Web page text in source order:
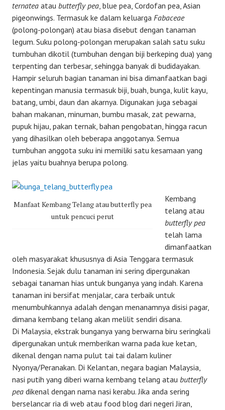
ternatea atau butterfly pea, blue pea, Cordofan pea, Asian
pigeonwings. Termasuk ke dalam keluarga Fabaceae
(polong-polongan) atau biasa disebut dengan tanaman
legum. Suku polong-polongan merupakan salah satu suku
tumbuhan dikotil (tumbuhan dengan biji berkeping dua) yang
terpenting dan terbesar, sehingga banyak di budidayakan.
Hampir seluruh bagian tanaman ini bisa dimanfaatkan bagi
kepentingan manusia termasuk biji, buah, bunga, kulit kayu,
batang, umbi, daun dan akarnya. Digunakan juga sebagai
bahan makanan, minuman, bumbu masak, zat pewarna,
pupuk hijau, pakan ternak, bahan pengobatan, hingga racun
yang dihasilkan oleh beberapa anggotanya. Semua
tumbuhan anggota suku ini memiliki satu kesamaan yang
jelas yaitu buahnya berupa polong.
Manfaat Kembang Telang atau butterfly pea
untuk pencuci perut
Kembang
telang atau
butterfly pea
telah lama
dimanfaatkan
oleh masyarakat khususnya di Asia Tenggara termasuk
Indonesia. Sejak dulu tanaman ini sering dipergunakan
sebagai tanaman hias untuk bunganya yang indah. Karena
tanaman ini bersifat menjalar, cara terbaik untuk
menumbuhkannya adalah dengan menanamnya disisi pagar,
dimana kembang telang akan melilit sendiri disana.
Di Malaysia, ekstrak bunganya yang berwarna biru seringkali
dipergunakan untuk memberikan warna pada kue ketan,
dikenal dengan nama pulut tai tai dalam kuliner
Nyonya/Peranakan. Di Kelantan, negara bagian Malaysia,
nasi putih yang diberi warna kembang telang atau butterfly
pea dikenal dengan nama nasi kerabu. Jika anda sering
berselancar ria di web atau food blog dari negeri Jiran,